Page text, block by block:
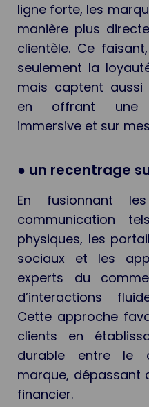
ligne forte, les
manière plus
clientèle. Ce
seulement la
mais captent aussi
en offrant une
immersive et sur
● un recentrage
En fusionnant
communication
physiques, les
sociaux et les
experts du
d’interactions
Cette approche
clients en
durable entre le
marque, dépassant
financier.